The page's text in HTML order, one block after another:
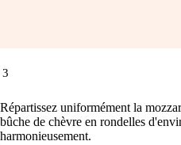
3
Répartissez uniformément la
bûche de chèvre en rondelles
harmonieusement.